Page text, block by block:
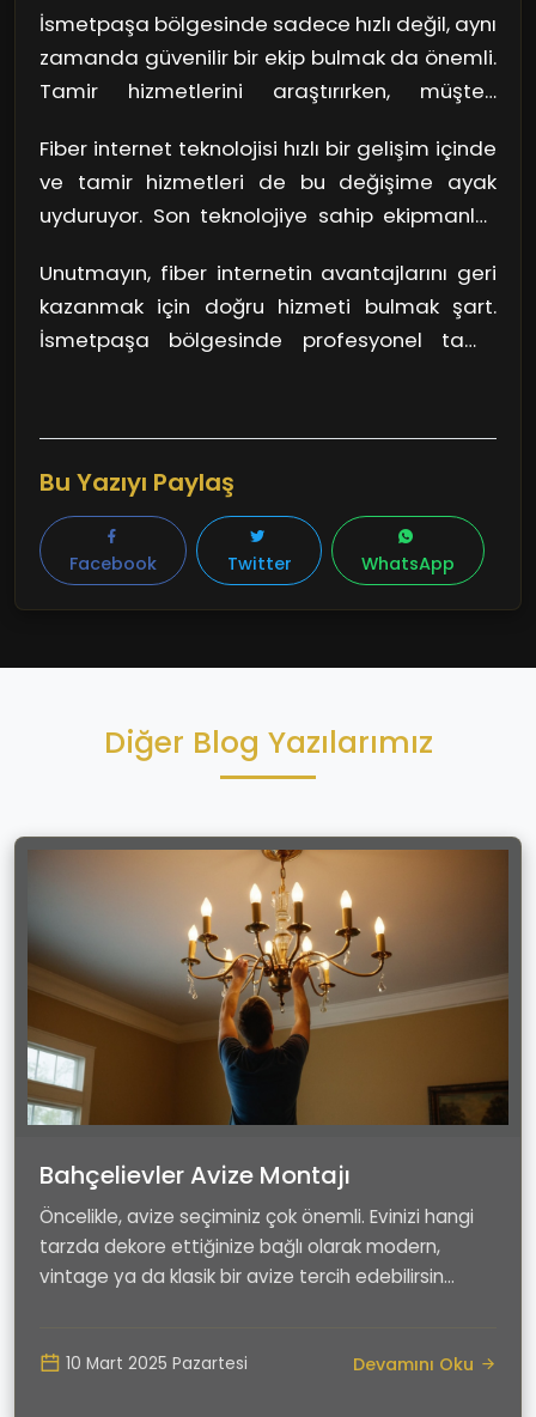
bölgesinde bu sorunları hızlıca çözen birçok
hizmet mevcut. Hızlı servis anlayışına sahip
firmalar, genellikle hızlı bir tespitle birlikte kısa
sürede onarım yapar. Bu, internetinizi tekrar
kullanabilmeniz için oldukça önemlidir; çünkü
günümüzde internet, hayatın vazgeçilmez bir
parçası.
İsmetpaşa bölgesinde sadece hızlı değil, aynı
zamanda güvenilir bir ekip bulmak da önemli.
Tamir hizmetlerini araştırırken, müşteri
kullanıcıların deneyimleri, sizi en iyi hizmet
veren firmaya yönlendirebilir. Ayrıca, lisanslı
ve sertifikalı teknisyenler, sorunlarınızı en
profesyonel şekilde çözebilir.
Fiber internet teknolojisi hızlı bir gelişim içinde
ve tamir hizmetleri de bu değişime ayak
uyduruyor. Son teknolojiye sahip ekipmanlar
şekilde tespit edip onarabiliyorlar. Dolayısıyla,
internet bağlantınız kesildiğinde en son
teknolojiyi kullanan bir firmayı tercih etmek,
Unutmayın, fiber internetin avantajlarını geri
kazanmak için doğru hizmeti bulmak şart.
İsmetpaşa bölgesinde profesyonel tamir
katlanılır hale getirir!
Bu Yazıyı Paylaş
Facebook Twitter WhatsApp
Diğer Blog Yazılarımız
Bahçelievler Avize Montajı
Öncelikle, avize seçiminiz çok önemli. Evinizi hangi
tarzda dekore ettiğinize bağlı olarak modern,
vintage ya da klasik bir avize tercih edebilirsin...
10 Mart 2025 Pazartesi Devamını Oku